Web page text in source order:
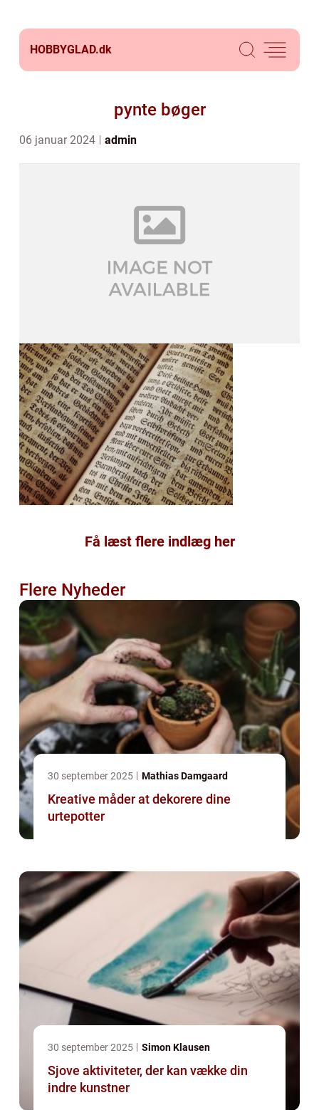
HOBBYGLAD.dk
pynte bøger
06 januar 2024 admin
Få læst flere indlæg her
Flere Nyheder
30 september 2025 Mathias Damgaard
Kreative måder at dekorere dine
urtepotter
30 september 2025 Simon Klausen
Sjove aktiviteter, der kan vække din
indre kunstner